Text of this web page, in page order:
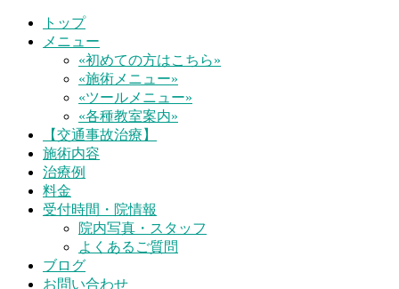
トップ
メニュー
«初めての方はこちら»
«施術メニュー»
«ツールメニュー»
«各種教室案内»
【交通事故治療】
施術内容
治療例
料金
受付時間・院情報
院内写真・スタッフ
よくあるご質問
ブログ
お問い合わせ